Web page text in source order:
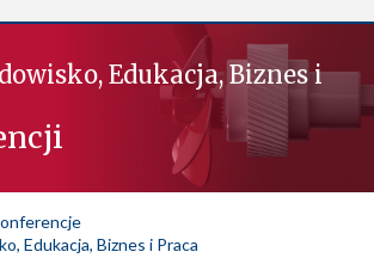
Edukacja, Biznes i
Edukacja, Biznes i Praca